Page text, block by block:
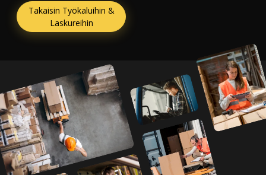
Takaisin Työkaluihin &
Laskureihin